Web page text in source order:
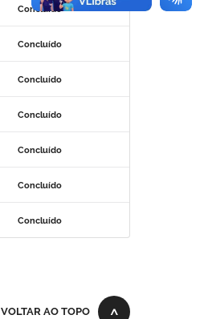
Concluído
Concluído
Concluído
Concluído
Concluído
Concluído
Concluído
VOLTAR AO TOPO